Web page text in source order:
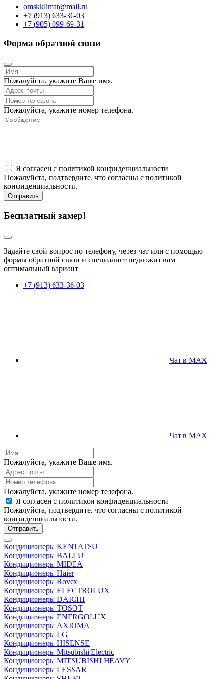
omskklimat@mail.ru
+7 (913) 633-36-03
+7 (905) 099-69-31
Форма обратной связи
Пожалуйста, укажите Ваше имя.
Пожалуйста, укажите номер телефона.
Я согласен с политикой конфиденциальности
Пожалуйста, подтвердите, что согласны с политикой
конфиденциальности.
Отправить
Бесплатный замер!
Задайте свой вопрос по телефону, через чат или с помощью
формы обратной связи и специалист педложит вам
оптимальный вариант
+7 (913) 633-36-03
Чат в MAX
Чат в MAX
Пожалуйста, укажите Ваше имя.
Пожалуйста, укажите номер телефона.
Я согласен с политикой конфиденциальности
Пожалуйста, подтвердите, что согласны с политикой
конфиденциальности.
Отправить
Кондиционеры KENTATSU
Кондиционеры BALLU
Кондиционеры MIDEA
Кондиционеры Haier
Кондиционеры Rovex
Кондиционеры ELECTROLUX
Кондиционеры DAICHI
Кондиционеры TOSOT
Кондиционеры ENERGOLUX
Кондиционеры AXIOMA
Кондиционеры LG
Кондиционеры HISENSE
Кондиционеры Mitsubishi Electric
Кондиционеры MITSUBISHI HEAVY
Кондиционеры LESSAR